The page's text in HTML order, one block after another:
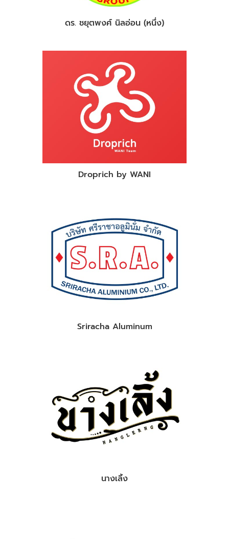
ดร. ชยุตพงศ์ นิลอ่อน (หนึ่ง)
Droprich by WANI
Sriracha Aluminum
นางเลิ้ง